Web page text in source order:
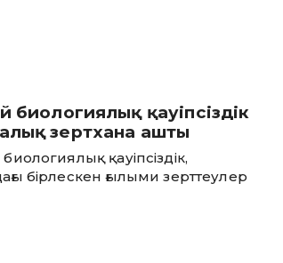
биологиялық қауіпсіздік
зертхана ашты
қауіпсіздік,
бірлескен ғылыми зерттеулер